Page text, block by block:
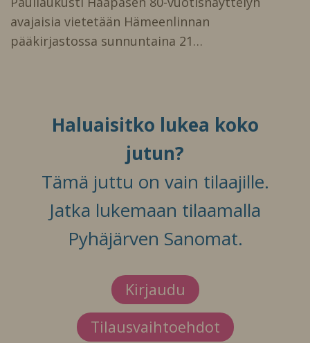
avajaisia vietetään Hämeenlinnan
pääkirjastossa sunnuntaina 21…
Haluaisitko lukea koko
jutun?
Tämä juttu on vain tilaajille.
Jatka lukemaan tilaamalla
Pyhäjärven Sanomat.
Kirjaudu
Tilausvaihtoehdot